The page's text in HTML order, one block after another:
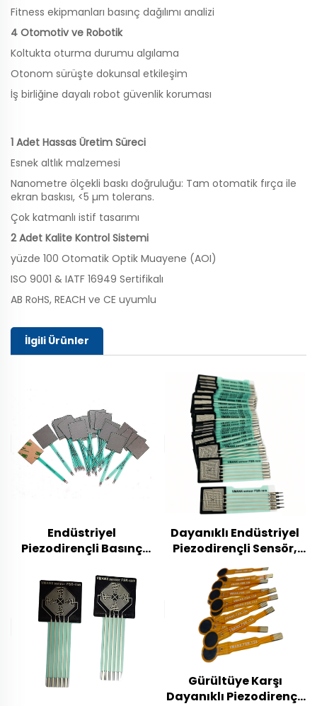
Fitness ekipmanları basınç dağılımı analizi
4 Otomotiv ve Robotik
Koltukta oturma durumu algılama
Otonom sürüşte dokunsal etkileşim
İş birliğine dayalı robot güvenlik koruması
1 Adet Hassas Üretim Süreci
Esnek altlık malzemesi
Nanometre ölçekli baskı doğruluğu: Tam otomatik fırça ile
ekran baskısı, <5 µm tolerans.
Çok katmanlı istif tasarımı
2 Adet Kalite Kontrol Sistemi
yüzde 100 Otomatik Optik Muayene (AOI)
ISO 9001 & IATF 16949 Sertifikalı
AB RoHS, REACH ve CE uyumlu
İlgili Ürünler
Endüstriyel
Piezodirençli Basınç
Hidrolik Sistem,
Otomasyon
Ekipmanları ve
Endüstriyel Test İzleme
İçin Yüksek
Hassasiyetli
Transdüser
Dayanıklı Endüstriyel
Piezodirençli Sensör,
Metalurji, Kimya
Sanayii ve Ağır İşletme
Endüstriyel Makineleri
İçin Basınç Tespit
Bileşeni
Gürültüye Karşı
Dayanıklı Piezodirençli